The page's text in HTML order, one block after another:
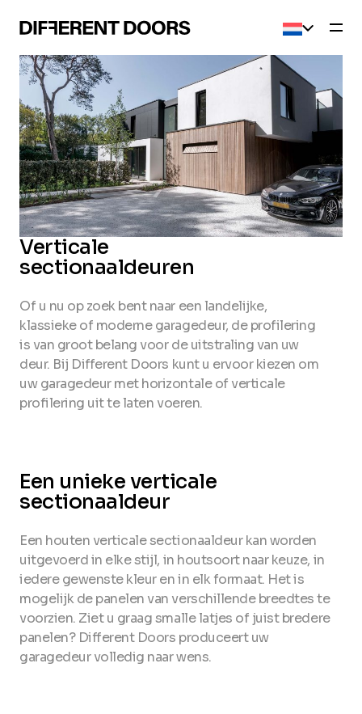
Current
Verticale
sectionaaldeuren
Of u nu op zoek bent naar een landelijke,
klassieke of moderne garagedeur, de profilering
is van groot belang voor de uitstraling van uw
deur. Bij Different Doors kunt u ervoor kiezen om
uw garagedeur met horizontale of verticale
profilering uit te laten voeren.
Een unieke verticale
sectionaaldeur
Een houten verticale sectionaaldeur kan worden
uitgevoerd in elke stijl, in houtsoort naar keuze, in
iedere gewenste kleur en in elk formaat. Het is
mogelijk de panelen van verschillende breedtes te
voorzien. Ziet u graag smalle latjes of juist bredere
panelen? Different Doors produceert uw
garagedeur volledig naar wens.